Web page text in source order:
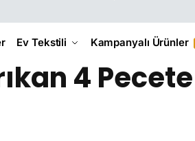
Ev Tekstili Kampanyalı Ürünler
4 Pecete